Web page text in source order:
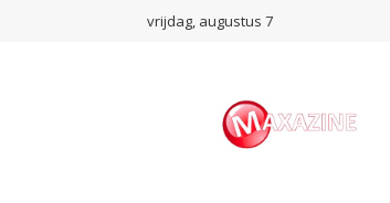
vrijdag, augustus 7